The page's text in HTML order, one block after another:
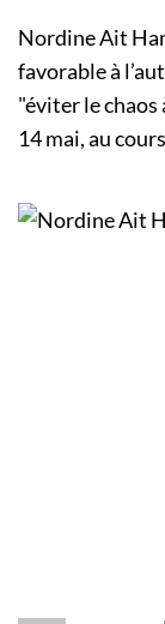
Nordine Ait
favorable à
"éviter le
14 mai, au